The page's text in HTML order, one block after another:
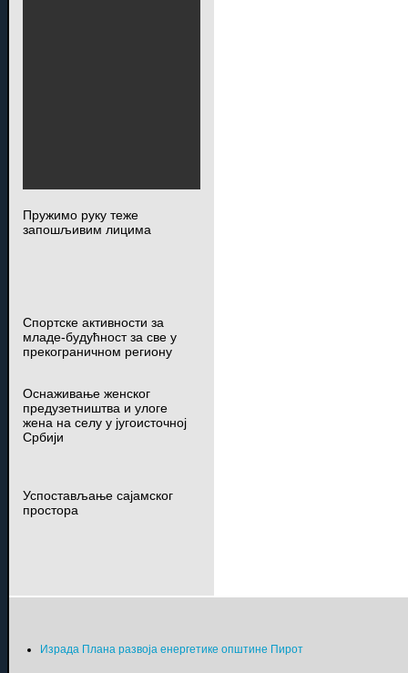
Пружимо руку теже
запошљивим лицима
Спортске активности за
младе-будућност за све у
прекограничном региону
Оснаживање женског
предузетништва и улоге
жена на селу у југоисточној
Србији
Успостављање сајамског
простора
Израда Плана развоја енергетике општине Пирот